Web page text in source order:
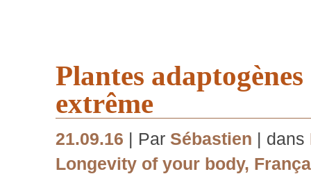
Plantes
extrême
21.09.16 | Par Sébastien | dans
Longevity of your body,